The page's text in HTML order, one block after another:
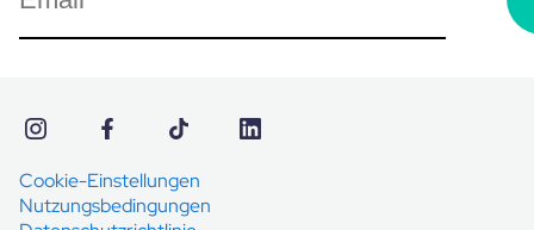
Cookie-Einstellungen
Nutzungsbedingungen